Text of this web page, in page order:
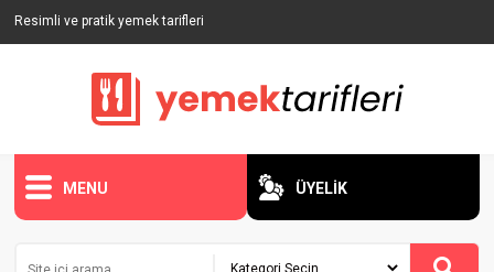
Resimli ve pratik yemek tarifleri
MENU ÜYELİK